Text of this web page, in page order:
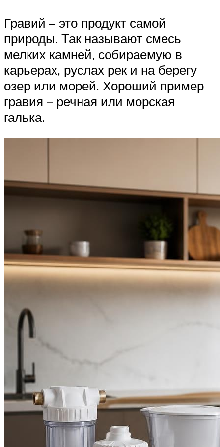
Гравий – это продукт самой
природы. Так называют смесь
мелких камней, собираемую в
карьерах, руслах рек и на берегу
озер или морей. Хороший пример
гравия – речная или морская
галька.